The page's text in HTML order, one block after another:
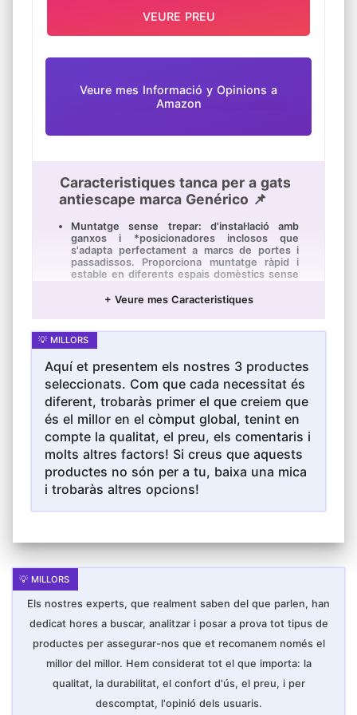
Veure mes Informació y Opinions a
Amazon
Caracteristiques tanca per a gats
antiescape marca Genérico 📌
Muntatge sense trepar: d'instal·lació amb
ganxos i *posicionadores inclosos que
s'adapta perfectament a marcs de portes i
passadissos. Proporciona muntatge ràpid i
estable en diferents espais domèstics sense
Adaptació Òptima: Malla d'alta resistència
asseguren protecció versàtil per a tota la
família
Mobilitat : retràctil amb malla resistent que
suaument sense barres inferiors, facilitant el
pas segur de persones i mascotes mentre
prevé accidents per obstacles en el sòl
Adaptabilitat total: Solució versàtil per a
delimitar espais en interiors (accessos
estrets, cuines obertes) i exteriors (balcons
petits, escales de jardí), amb mecanisme de
bloqueig segur i estructura plegable que
optimitza el magatzematge
d'emmagatzematge *ultracompacto que no
mascotes curioses, mantenint lliure circulació
VEURE PREU
+ Veure mes Caracteristiques
Aquí et presentem els nostres 3 productes
seleccionats. Com que cada necessitat és
diferent, trobaràs primer el que creiem que
és el millor en el còmput global, tenint en
compte la qualitat, el preu, els comentaris i
molts altres factors! Si creus que aquests
productes no són per a tu, baixa una mica
i trobaràs altres opcions!
Els nostres experts, que realment saben del que parlen, han
dedicat hores a buscar, analitzar i posar a prova tot tipus de
productes per assegurar-nos que et recomanem només el
millor del millor. Hem considerat tot el que importa: la
qualitat, la durabilitat, el confort d'ús, el preu, i per
descomptat, l'opinió dels usuaris.